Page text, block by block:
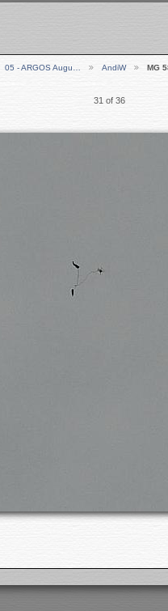
05 - ARGOS Augu… AndiW MG
31 of 36